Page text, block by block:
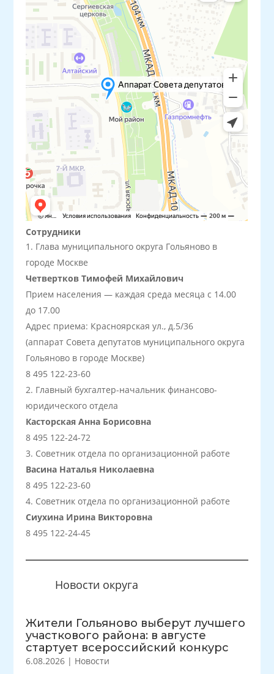
Новости округа
Жители Гольяново выберут лучшего
участкового района: в августе
стартует всероссийский конкурс
6.08.2026 | Новости
Сотрудники
Глава муниципального округа Гольяново в
городе Москве
Четвертков Тимофей Михайлович
Прием населения — каждая среда месяца с 14.00
до 17.00
Адрес приема: Красноярская ул., д.5/36
(аппарат Совета депутатов муниципального округа
Гольяново в городе Москве)
8 495 122-23-60
Главный бухгалтер-начальник финансово-
юридического отдела
Касторская Анна Борисовна
8 495 122-24-72
Советник отдела по организационной работе
Васина Наталья Николаевна
8 495 122-23-60
Советник отдела по организационной работе
Сиухина Ирина Викторовна
8 495 122-24-45